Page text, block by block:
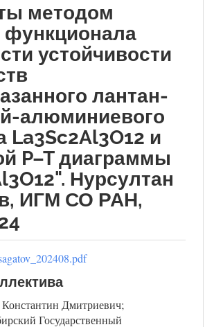
методом
функционала
устойчивости
лантан-
алюминиевого
La3Sc2Al3O12 и
P–T диаграммы
Нурсултан
ИГМ СО РАН,
Дмитриевич;
Государственный